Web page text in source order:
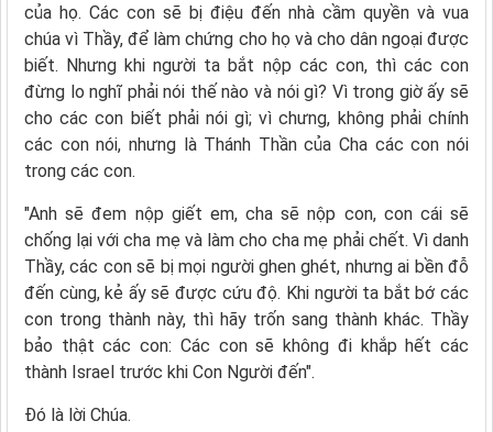
của họ. Các con sẽ bị điệu đến nhà cầm quyền và vua
chúa vì Thầy, để làm chứng cho họ và cho dân ngoại được
biết. Nhưng khi người ta bắt nộp các con, thì các con
đừng lo nghĩ phải nói thế nào và nói gì? Vì trong giờ ấy sẽ
cho các con biết phải nói gì; vì chưng, không phải chính
các con nói, nhưng là Thánh Thần của Cha các con nói
trong các con.
"Anh sẽ đem nộp giết em, cha sẽ nộp con, con cái sẽ
chống lại với cha mẹ và làm cho cha mẹ phải chết. Vì danh
Thầy, các con sẽ bị mọi người ghen ghét, nhưng ai bền đỗ
đến cùng, kẻ ấy sẽ được cứu độ. Khi người ta bắt bớ các
con trong thành này, thì hãy trốn sang thành khác. Thầy
bảo thật các con: Các con sẽ không đi khắp hết các
thành Israel trước khi Con Người đến".
Ðó là lời Chúa.